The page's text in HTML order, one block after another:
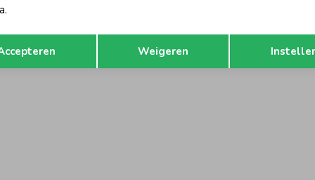
Opslaan
Weigeren